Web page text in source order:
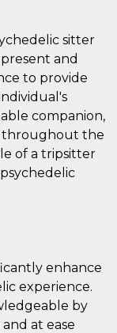
sitter
and
to provide
companion,
throughout the
of a tripsitter
enhance
experience.
by
at ease
seguridad
basada en la
dirección IP del
visitante. Es
esencial para
apoyar las
funciones de
seguridad de un
sitio web y
proporcionar
contra visitantes
maliciosos.
Sesión
Cookie
generada por
aplicaciones
basadas en el
lenguaje PHP.